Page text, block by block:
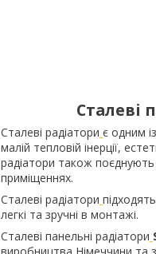
Сталеві
Сталеві радіатори є одним
малій тепловій інерції,
радіатори також
приміщеннях.
Сталеві радіатори
легкі та зручні в монтажі.
Сталеві панельні радіатори